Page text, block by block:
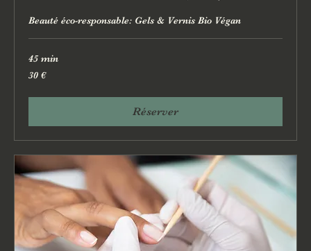
Beauté éco-responsable: Gels & Vernis Bio Végan
45 min
30
euros
30 €
Réserver